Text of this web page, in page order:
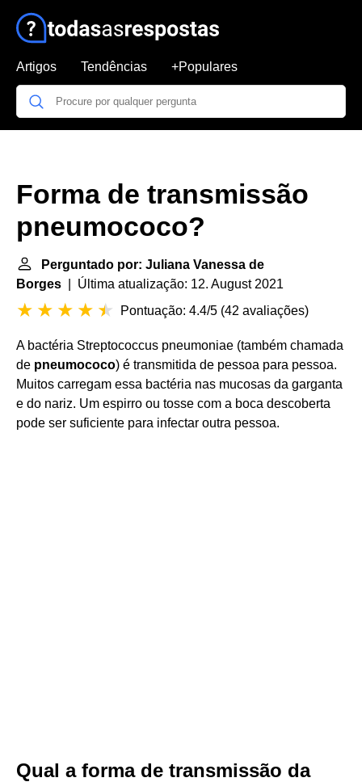
Artigos Tendências +Populares
Forma de transmissão
pneumococo?
Perguntado por: Juliana Vanessa de
Borges | Última atualização: 12. August 2021
Pontuação: 4.4/5 (42 avaliações)
A bactéria Streptococcus pneumoniae (também chamada
de pneumococo) é transmitida de pessoa para pessoa.
Muitos carregam essa bactéria nas mucosas da garganta
e do nariz. Um espirro ou tosse com a boca descoberta
pode ser suficiente para infectar outra pessoa.
Qual a forma de transmissão da